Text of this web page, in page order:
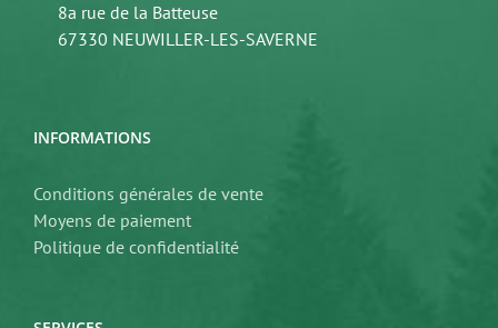
8a rue de la Batteuse
67330 NEUWILLER-LES-SAVERNE
INFORMATIONS
Conditions générales de vente
Moyens de paiement
Politique de confidentialité